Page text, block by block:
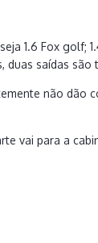
1.6 Fox golf;
saídas
não
vai para a